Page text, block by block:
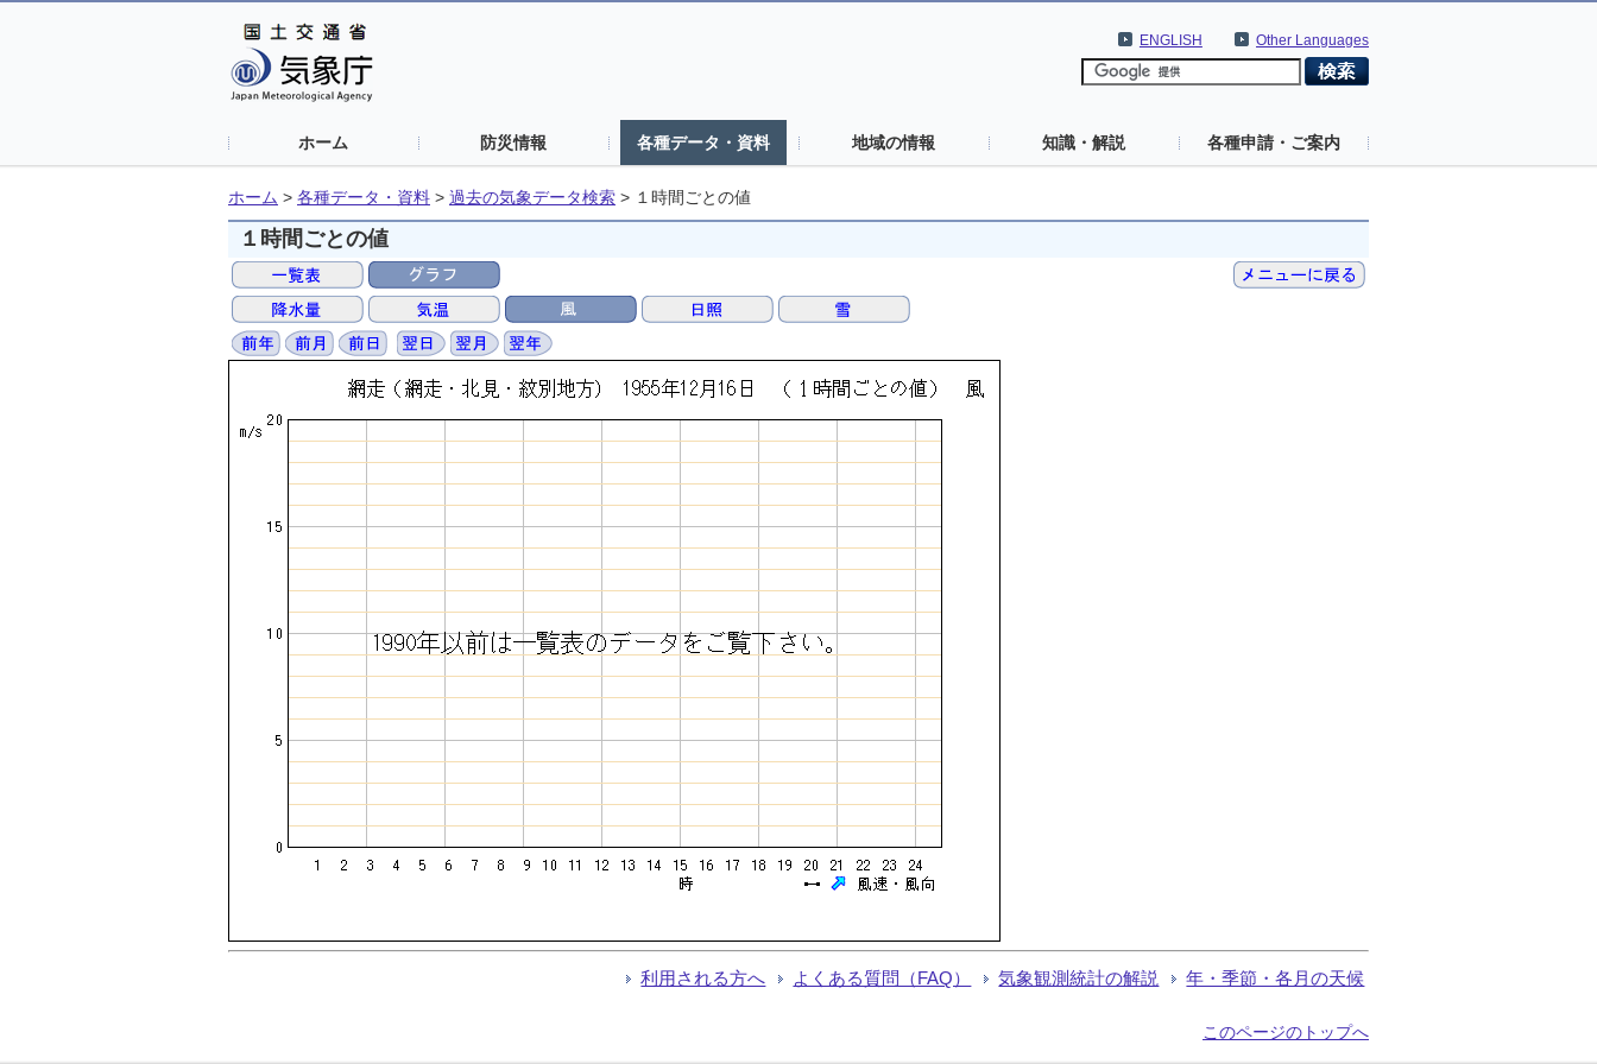
Other Languages
ENGLISH
ホーム 防災情報 各種データ・資料 地域の情報 知識・解説 各種申請・ご案内
ホーム > 各種データ・資料 > 過去の気象データ検索 > １時間ごとの値
１時間ごとの値
利用される方へ よくある質問（FAQ） 気象観測統計の解説 年・季節・各月の天候
このページのトップへ